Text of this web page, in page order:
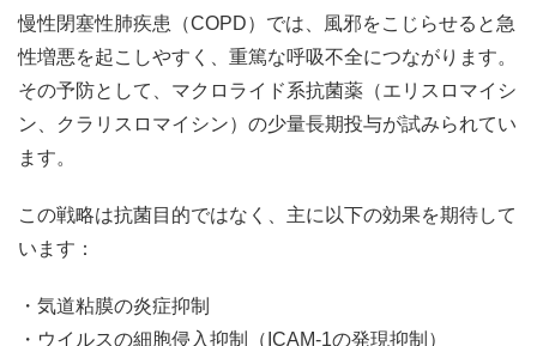
慢性閉塞性肺疾患（COPD）では、風邪をこじらせると急
性増悪を起こしやすく、重篤な呼吸不全につながります。
その予防として、マクロライド系抗菌薬（エリスロマイシ
ン、クラリスロマイシン）の少量長期投与が試みられてい
ます。
この戦略は抗菌目的ではなく、主に以下の効果を期待して
います：
・気道粘膜の炎症抑制
・ウイルスの細胞侵入抑制（ICAM-1の発現抑制）